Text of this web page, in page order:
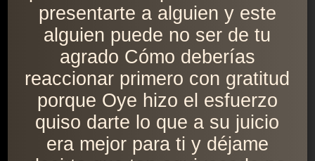
presentarte a alguien y este
alguien puede no ser de tu
agrado Cómo deberías
reaccionar primero con gratitud
porque Oye hizo el esfuerzo
quiso darte lo que a su juicio
era mejor para ti y déjame